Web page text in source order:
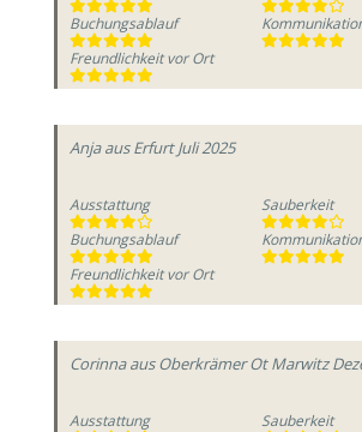
Buchungsablauf
Freundlichkeit vor Ort
Anjaaus Erfurt Juli 2025
Ausstattung
Sauberkeit
Buchungsablauf
Freundlichkeit vor Ort
Corinnaaus Oberkrämer Ot Marwitz
Ausstattung
Sauberkeit